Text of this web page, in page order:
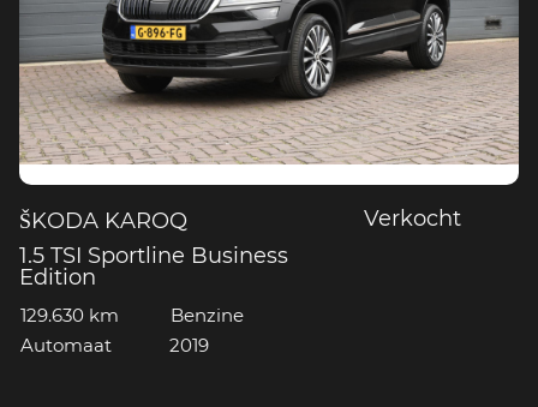
ŠKODA KAROQ
1.5 TSI Sportline Business
Edition
Verkocht
129.630 km
Benzine
Automaat
2019